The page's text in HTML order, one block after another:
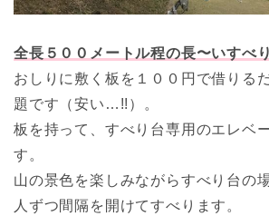
全長５００メートル程の長〜いすべ
おしりに敷く板を１００円で借りる
題です（安い…!!）。
板を持って、すべり台専用のエレベ
す。
山の景色を楽しみながらすべり台の
人ずつ間隔を開けてすべります。